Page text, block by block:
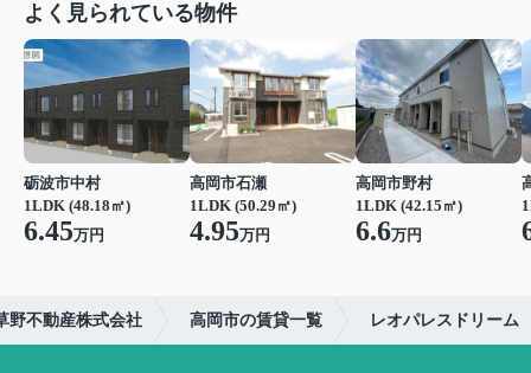
よく見られている物件
砺波市中村
1LDK (48.18㎡)
6.45万円
高岡市石瀬
1LDK (50.29㎡)
4.95万円
高岡市野村
1LDK (42.15㎡)
6.6万円
野不動産株式会社 高岡市の賃貸一覧 レオパレスドリーム